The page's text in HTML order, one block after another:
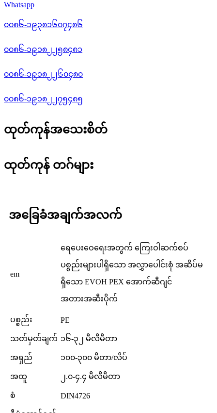
Whatsapp
၀၀၈၆-၁၉၃၈၁၆၀၇၄၈၆
၀၀၈၆-၁၉၁၈၂၂၅၈၄၈၁
၀၀၈၆-၁၉၁၈၂၂၆၀၄၈၀
၀၀၈၆-၁၉၁၈၂၂၇၅၄၈၅
ထုတ်ကုန်အသေးစိတ်
ထုတ်ကုန် တဂ်များ
အခြေခံအချက်အလက်
em
ရေပေးဝေရေးအတွက် ကြေးဝါဆက်စပ်
ပစ္စည်းများပါရှိသော အလွှာပေါင်းစုံ အဆိပ်မ
ရှိသော EVOH PEX အောက်ဆီဂျင်
အတားအဆီးပိုက်
ပစ္စည်း PE
သတ်မှတ်ချက် ၁၆-၃၂ မီလီမီတာ
အရှည် ၁၀၀-၃၀၀ မီတာ/လိပ်
အထူ ၂.၀-၄.၄ မီလီမီတာ
စံ DIN4726